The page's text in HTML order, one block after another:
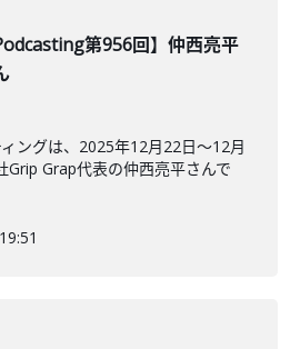
第956回】仲西亮平
ングは、2025年12月22日〜12月
Grip Grap代表の仲西亮平さんで